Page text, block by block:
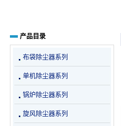
产品目录
布袋除尘器系列
单机除尘器系列
锅炉除尘器系列
旋风除尘器系列